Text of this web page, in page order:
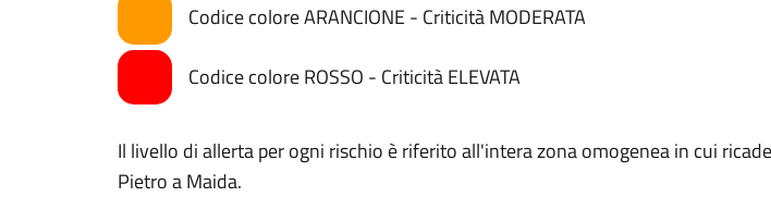
Codice colore ARANCIONE - Criticità MODERATA
Codice colore ROSSO - Criticità ELEVATA
Il livello di allerta per ogni rischio è riferito all'intera zona omogenea in cui
Pietro a Maida.